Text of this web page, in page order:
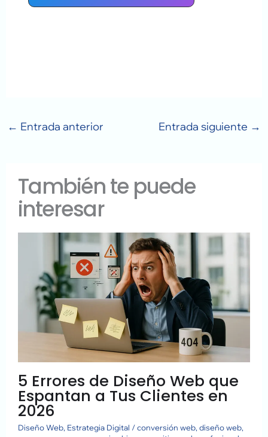
← Entrada anterior Entrada siguiente →
También te puede
interesar
5 Errores de Diseño Web que
Espantan a Tus Clientes en
2026
Diseño Web, Estrategia Digital /conversión web, diseño web,